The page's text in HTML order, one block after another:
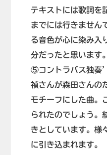
テキストには歌詞を
までには行きません
る音色が心に染み入
分だったと思います。
⑤コントラバス独奏
禎さんが森田さんの
モチーフにした曲。
られたのでしょう。
きとしています。様
に引き込まれます。